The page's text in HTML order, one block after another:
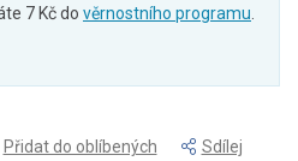
7 Kč do věrnostního programu
Přidat do oblíbených
Sdílej